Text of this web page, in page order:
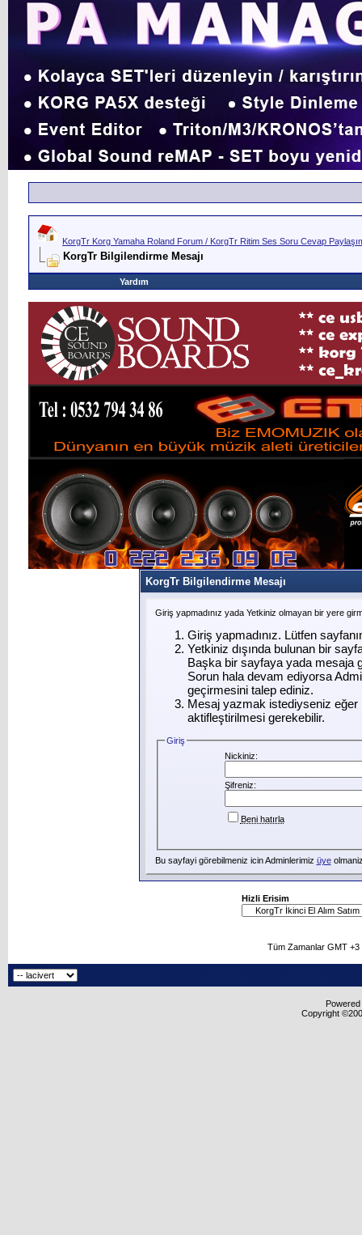
KorgTr Korg Yamaha Roland Forum / KorgTr Ritim Ses Soru Cevap
KorgTr Bilgilendirme Mesajı
Yardım
KorgTr Bilgilendirme Mesajı
Giriş yapmadınız yada Yetkiniz olmayan bir yere
Giriş yapmadınız. Lütfen
Yetkiniz dışında bulunan bir
Başka bir sayfaya yada mesaja
Sorun hala devam ediyorsa
geçirmesini talep ediniz.
Mesaj yazmak istediyseniz eğer
aktifleştirilmesi gerekebilir.
Giriş
Nickiniz:
Şifreniz:
Beni hatırla
Bu sayfayi görebilmeniz icin Adminlerimiz üye
Hizli Erisim
Tüm Zamanlar GMT
Copyright